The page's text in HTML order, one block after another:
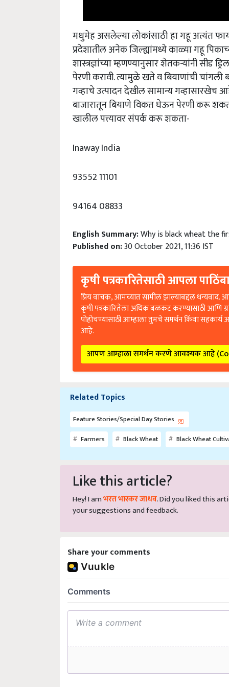
मधुमेह असलेल्या लोकांसाठी हा गहू अत्यंत
प्रदेशातील अनेक जिल्ह्यांमध्ये काळ्या गहू
शास्त्रज्ञांच्या म्हणण्यानुसार शेतकऱ्यांनी सीड
पेरणी करावी. त्यामुळे खते व बियाणांची
गव्हाचे उत्पादन देखील सामान्य गव्हासारखेच
बाजारातून बियाणे विकत घेऊन पेरणी करू
खालील पत्त्यावर संपर्क करू शकता-
Inaway India
93552 11101
94164 08833
English Summary:Why is black wheat the
Published on:30 October 2021, 11:36 IST
कृषी पत्रकारितेसाठी आपला
प्रिय वाचक, आमच्यात सामील झाल्याबद्दल धन्यवाद.
कृषी पत्रकारितेला अधिक बळकट करण्यासाठी आणि
पोहोचण्यासाठी आम्हाला तुमचे समर्थन किंवा
आहे.
आपण आम्हाला समर्थन करणे आवश्यक आहे
Related Topics
Feature Stories/Special Day Stories
Farmers
Black Wheat Black Wheat
Like this article?
Hey! I am भरत भास्कर जाधव . Did you liked this
your suggestions and feedback.
Share your comments